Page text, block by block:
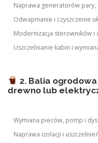
Naprawa generatorów pary,
Odwapnianie i czyszczenie
Modernizacja sterowników i
Uszczelnianie kabin i
2. Balia
drewno lub
Wymiana pieców, pomp i
Naprawa izolacji i